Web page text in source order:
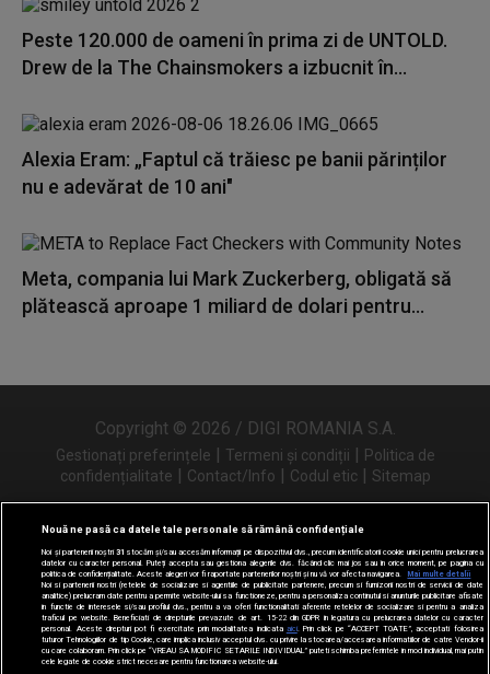
Peste 120.000 de oameni în prima zi de UNTOLD.
Drew de la The Chainsmokers a izbucnit în...
Alexia Eram: „Faptul că trăiesc pe banii părinților
nu e adevărat de 10 ani"
Meta, compania lui Mark Zuckerberg, obligată să
plătească aproape 1 miliard de dolari pentru...
Copyright © 2026 / DIGI ROMANIA S.A.
Gestionați preferințele | Termeni și condiții | Politica de
confidențialitate | Contact/Info | Codul etic | Sitemap
Urmărește-ne și pe
Nouă ne pasă ca datele tale personale să rămână confidențiale
Noi și partenerii noștri31 stocăm și/sau accesăm informații pe dispozitivul dvs., precum identificatorii cookie unici pentru prelucrarea
datelor cu caracter personal. Puteți accepta sau gestiona alegerile dvs. făcând clic mai jos sau în orice moment, pe pagina cu
politica de confidențialitate. Aceste alegeri vor fi raportate partenerilor noștri și nu vă vor afecta navigarea.
Mai multe detalii
Noi si partenerii nostri (retelele de socializare si agentiile de publicitate partenere, precum si furnizorii nostri de servicii de date
analitice) prelucram date pentru a permite website-ului sa functioneze, pentru a personaliza continutul si anunturile publicitare afisate
in functie de interesele si/sau profilul dvs., pentru a va oferi functionalitati aferente retelelor de socializare si pentru a analiza
traficul pe website. Beneficiati de drepturile prevazute de art. 15-22 din GDPR in legatura cu prelucrarea datelor cu caracter
personal. Aceste drepturi pot fi exercitate prin modalitatea indicata aici. Prin click pe “ACCEPT TOATE”, acceptati folosirea
tuturor Tehnologiilor de tip Cookie, care implica inclusiv acceptul dvs. cu privire la stocarea/accesarea informatiilor de catre Vendor-ii
cu care colaboram. Prin click pe “VREAU SA MODIFIC SETARILE INDIVIDUAL” puteti schimba preferintele in mod individual, mai putin
cele legate de cookie strict necesare pentru functionarea website-ului.